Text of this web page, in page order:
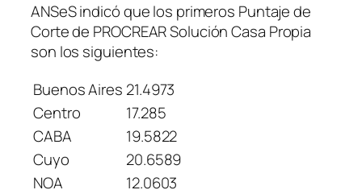
ANSeS indicó que los primeros Puntaje de
Corte de PROCREAR Solución Casa Propia
son los siguientes:
Buenos Aires 21.4973
Centro
17.285
CABA
19.5822
Cuyo
20.6589
NOA
12.0603